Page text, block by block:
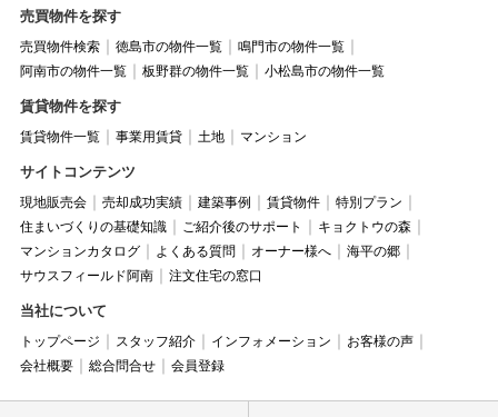
売買物件を探す
売買物件検索 徳島市の物件一覧
鳴門市の物件一覧
阿南市の物件一覧
板野群の物件一覧 小松島市の物件一覧
賃貸物件を探す
賃貸物件一覧 事業用賃貸 土地 マンション
サイトコンテンツ
現地販売会 売却成功実績 建築事例 賃貸物件
特別プラン
住まいづくりの基礎知識
ご紹介後のサポート
キョクトウの森
マンションカタログ
よくある質問 オーナー様へ
海平の郷
サウスフィールド阿南
注文住宅の窓口
当社について
トップページ スタッフ紹介 インフォメーション
お客様の声
会社概要
総合問合せ 会員登録